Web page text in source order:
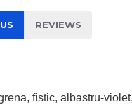
REVIEWS
fistic, albastru-